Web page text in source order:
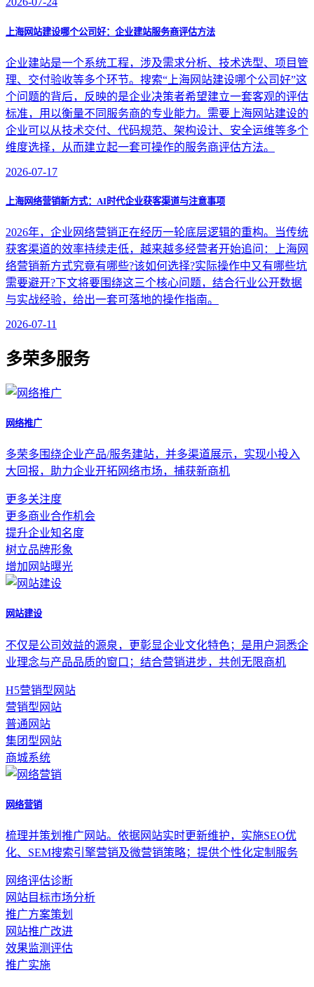
上海网站建设哪个公司好：企业建站服务商评估方法
企业建站是一个系统工程，涉及需求分析、技术选型、项目管
理、交付验收等多个环节。搜索“上海网站建设哪个公司好”这
个问题的背后，反映的是企业决策者希望建立一套客观的评估
标准，用以衡量不同服务商的专业能力。需要上海网站建设的
企业可以从技术交付、代码规范、架构设计、安全运维等多个
维度选择，从而建立起一套可操作的服务商评估方法。
2026-07-17
上海网络营销新方式：AI时代企业获客渠道与注意事项
2026年，企业网络营销正在经历一轮底层逻辑的重构。当传统
获客渠道的效率持续走低，越来越多经营者开始追问：上海网
络营销新方式究竟有哪些?该如何选择?实际操作中又有哪些坑
需要避开?下文将要围绕这三个核心问题，结合行业公开数据
与实战经验，给出一套可落地的操作指南。
2026-07-11
多荣多服务
网络推广
多荣多围绕企业产品/服务建站，并多渠道展示，实现小投入
大回报，助力企业开拓网络市场，捕获新商机
更多关注度
更多商业合作机会
提升企业知名度
树立品牌形象
增加网站曝光
网站建设
不仅是公司效益的源泉，更彰显企业文化特色；是用户洞悉企
业理念与产品品质的窗口；结合营销进步，共创无限商机
H5营销型网站
营销型网站
普通网站
集团型网站
商城系统
网络营销
梳理并策划推广网站。依据网站实时更新维护，实施SEO优
化、SEM搜索引擎营销及微营销策略；提供个性化定制服务
网络评估诊断
网站目标市场分析
推广方案策划
网站推广改进
效果监测评估
推广实施